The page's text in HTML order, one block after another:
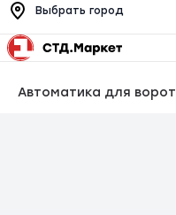
Выбрать город
Автоматика для ворот